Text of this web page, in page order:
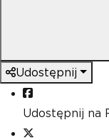
Udostępnij
Udostępnij na